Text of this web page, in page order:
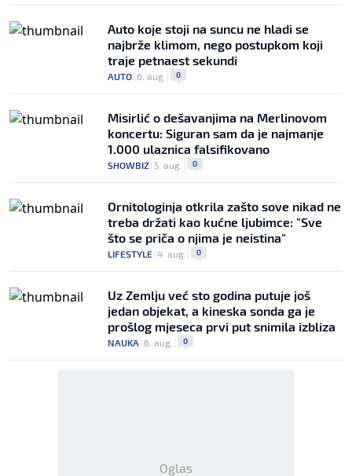
Auto koje stoji na suncu ne hladi se
najbrže klimom, nego postupkom koji
traje petnaest sekundi
AUTO| 6. aug. | 0
Misirlić o dešavanjima na Merlinovom
koncertu: Siguran sam da je najmanje
1.000 ulaznica falsifikovano
SHOWBIZ| 5. aug. | 0
Ornitologinja otkrila zašto sove nikad ne
treba držati kao kućne ljubimce: "Sve
što se priča o njima je neistina"
LIFESTYLE| 4. aug. | 0
Uz Zemlju već sto godina putuje još
jedan objekat, a kineska sonda ga je
prošlog mjeseca prvi put snimila izbliza
NAUKA| 6. aug. | 0
Oglas